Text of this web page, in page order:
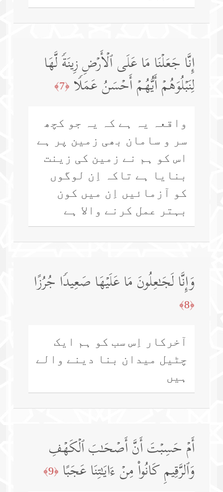
إِنَّا جَعَلۡنَا مَا عَلَى ٱلۡأَرۡضِ زِینَةࣰ لَّهَا
لِنَبۡلُوَهُمۡ أَیُّهُمۡ أَحۡسَنُ عَمَلࣰا ﴿7﴾
واقعہ یہ ہے کہ یہ جو کچھ
سر و سامان بھی زمین پر ہے
اس کو ہم نے زمین کی زینت
بنایا ہے تاکہ اِن لوگوں
کو آزمائیں اِن میں کون
بہتر عمل کرنے والا ہے
وَإِنَّا لَجَـٰعِلُونَ مَا عَلَیۡهَا صَعِیدࣰا جُرُزًا
﴿8﴾
آخرکار اِس سب کو ہم ایک
چٹیل میدان بنا دینے والے
ہیں
أَمۡ حَسِبۡتَ أَنَّ أَصۡحَـٰبَ ٱلۡكَهۡفِ
وَٱلرَّقِیمِ كَانُوا۟ مِنۡ ءَایَـٰتِنَا عَجَبًا ﴿9﴾